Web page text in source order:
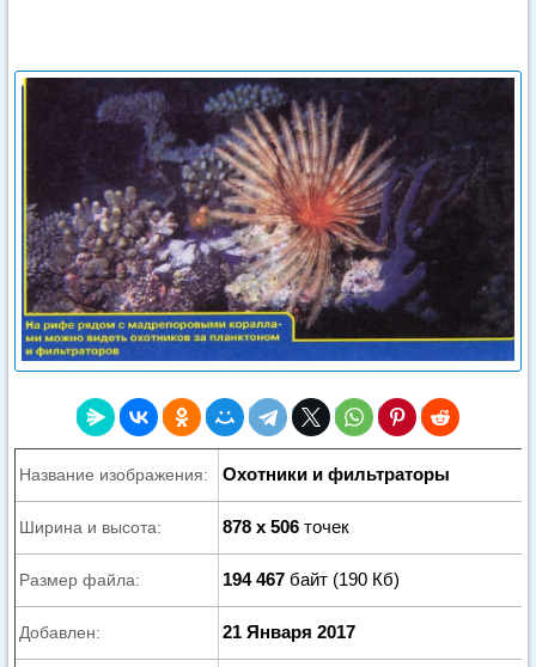
Название изображения: Охотники и фильтраторы
Ширина и высота: 878 x 506 точек
Размер файла: 194 467 байт (190 Кб)
Добавлен: 21 Января 2017